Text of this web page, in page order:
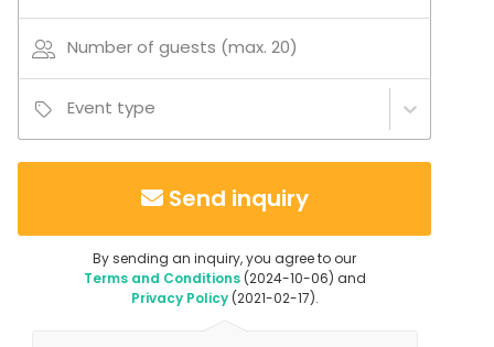
Number of guests (max. 20)
Event type
Send inquiry
By sending an inquiry, you agree to our
Terms and Conditions(2024-10-06) and
Privacy Policy(2021-02-17).